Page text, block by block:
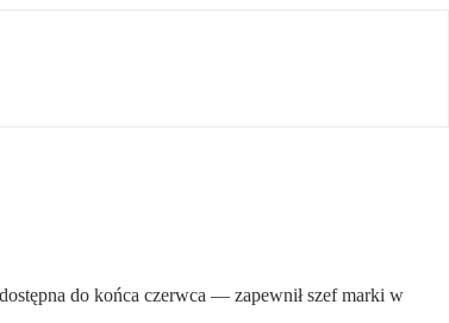
do końca czerwca — zapewnił szef marki w